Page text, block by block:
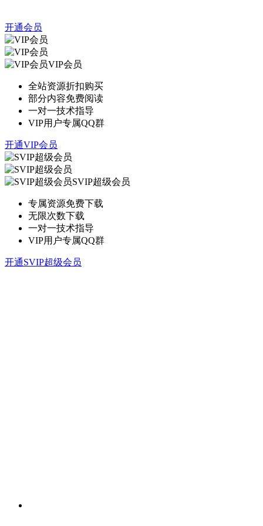
开通会员
VIP会员
全站资源折扣购买
部分内容免费阅读
一对一技术指导
VIP用户专属QQ群
开通VIP会员
SVIP超级会员
专属资源免费下载
无限次数下载
一对一技术指导
VIP用户专属QQ群
开通SVIP超级会员